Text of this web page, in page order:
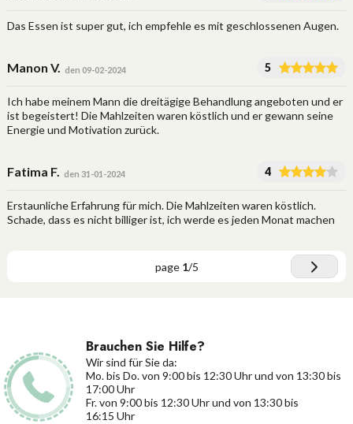
Das Essen ist super gut, ich empfehle es mit geschlossenen Augen.
Manon V. den 09-02-2024 5
Ich habe meinem Mann die dreitägige Behandlung angeboten und er
ist begeistert! Die Mahlzeiten waren köstlich und er gewann seine
Energie und Motivation zurück.
Fatima F. den 31-01-2024 4
Erstaunliche Erfahrung für mich. Die Mahlzeiten waren köstlich.
Schade, dass es nicht billiger ist, ich werde es jeden Monat machen
page 1/5
Brauchen Sie Hilfe?
Wir sind für Sie da:
Mo. bis Do. von 9:00 bis 12:30 Uhr und von 13:30 bis
17:00 Uhr
Fr. von 9:00 bis 12:30 Uhr und von 13:30 bis
16:15 Uhr